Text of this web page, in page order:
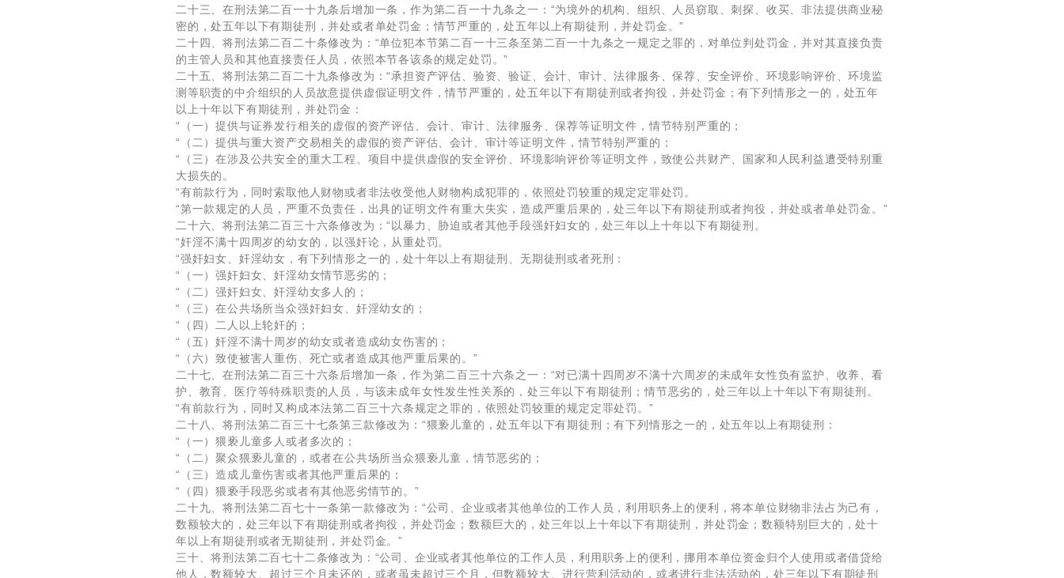
二十三、在刑法第二百一十九条后增加一条，作为第二百一十九条之一：“为境外的机构、组织、人员窃取、刺探、收买、非法提供商业秘
密的，处五年以下有期徒刑，并处或者单处罚金；情节严重的，处五年以上有期徒刑，并处罚金。”
二十四、将刑法第二百二十条修改为：“单位犯本节第二百一十三条至第二百一十九条之一规定之罪的，对单位判处罚金，并对其直接负责
的主管人员和其他直接责任人员，依照本节各该条的规定处罚。”
二十五、将刑法第二百二十九条修改为：“承担资产评估、验资、验证、会计、审计、法律服务、保荐、安全评价、环境影响评价、环境监
测等职责的中介组织的人员故意提供虚假证明文件，情节严重的，处五年以下有期徒刑或者拘役，并处罚金；有下列情形之一的，处五年
以上十年以下有期徒刑，并处罚金：
“（一）提供与证券发行相关的虚假的资产评估、会计、审计、法律服务、保荐等证明文件，情节特别严重的；
“（二）提供与重大资产交易相关的虚假的资产评估、会计、审计等证明文件，情节特别严重的；
“（三）在涉及公共安全的重大工程、项目中提供虚假的安全评价、环境影响评价等证明文件，致使公共财产、国家和人民利益遭受特别重
大损失的。
“有前款行为，同时索取他人财物或者非法收受他人财物构成犯罪的，依照处罚较重的规定定罪处罚。
“第一款规定的人员，严重不负责任，出具的证明文件有重大失实，造成严重后果的，处三年以下有期徒刑或者拘役，并处或者单处罚金。”
二十六、将刑法第二百三十六条修改为：“以暴力、胁迫或者其他手段强奸妇女的，处三年以上十年以下有期徒刑。
“奸淫不满十四周岁的幼女的，以强奸论，从重处罚。
“强奸妇女、奸淫幼女，有下列情形之一的，处十年以上有期徒刑、无期徒刑或者死刑：
“（一）强奸妇女、奸淫幼女情节恶劣的；
“（二）强奸妇女、奸淫幼女多人的；
“（三）在公共场所当众强奸妇女、奸淫幼女的；
“（四）二人以上轮奸的；
“（五）奸淫不满十周岁的幼女或者造成幼女伤害的；
“（六）致使被害人重伤、死亡或者造成其他严重后果的。”
二十七、在刑法第二百三十六条后增加一条，作为第二百三十六条之一：“对已满十四周岁不满十六周岁的未成年女性负有监护、收养、看
护、教育、医疗等特殊职责的人员，与该未成年女性发生性关系的，处三年以下有期徒刑；情节恶劣的，处三年以上十年以下有期徒刑。
“有前款行为，同时又构成本法第二百三十六条规定之罪的，依照处罚较重的规定定罪处罚。”
二十八、将刑法第二百三十七条第三款修改为：“猥亵儿童的，处五年以下有期徒刑；有下列情形之一的，处五年以上有期徒刑：
“（一）猥亵儿童多人或者多次的；
“（二）聚众猥亵儿童的，或者在公共场所当众猥亵儿童，情节恶劣的；
“（三）造成儿童伤害或者其他严重后果的；
“（四）猥亵手段恶劣或者有其他恶劣情节的。”
二十九、将刑法第二百七十一条第一款修改为：“公司、企业或者其他单位的工作人员，利用职务上的便利，将本单位财物非法占为己有，
数额较大的，处三年以下有期徒刑或者拘役，并处罚金；数额巨大的，处三年以上十年以下有期徒刑，并处罚金；数额特别巨大的，处十
年以上有期徒刑或者无期徒刑，并处罚金。”
三十、将刑法第二百七十二条修改为：“公司、企业或者其他单位的工作人员，利用职务上的便利，挪用本单位资金归个人使用或者借贷给
他人，数额较大、超过三个月未还的，或者虽未超过三个月，但数额较大、进行营利活动的，或者进行非法活动的，处三年以下有期徒刑